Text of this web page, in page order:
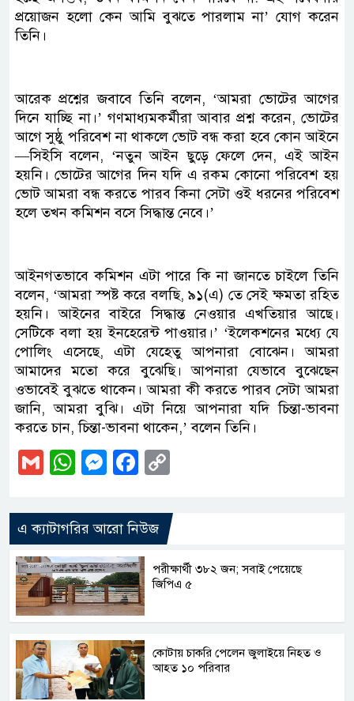
প্রয়োজন হলো কেন আমি বুঝতে পারলাম না’ যোগ করেন
তিনি।
আরেক প্রশ্নের জবাবে তিনি বলেন, ‘আমরা ভোটের আগের
দিনে যাচ্ছি না।’ গণমাধ্যমকর্মীরা আবার প্রশ্ন করেন, ভোটের
আগে সুষ্ঠু পরিবেশ না থাকলে ভোট বন্ধ করা হবে কোন আইনে
—সিইসি বলেন, ‘নতুন আইন ছুড়ে ফেলে দেন, এই আইন
হয়নি। ভোটের আগের দিন যদি এ রকম কোনো পরিবেশ হয়
ভোট আমরা বন্ধ করতে পারব কিনা সেটা ওই ধরনের পরিবেশ
হলে তখন কমিশন বসে সিদ্ধান্ত নেবে।’
আইনগতভাবে কমিশন এটা পারে কি না জানতে চাইলে তিনি
বলেন, ‘আমরা স্পষ্ট করে বলছি, ৯১(এ) তে সেই ক্ষমতা রহিত
হয়নি। আইনের বাইরে সিদ্ধান্ত নেওয়ার এখতিয়ার আছে।
সেটিকে বলা হয় ইনহেরেন্ট পাওয়ার।’ ‘ইলেকশনের মধ্যে যে
পোলিং এসেছে, এটা যেহেতু আপনারা বোঝেন। আমরা
আমাদের মতো করে বুঝেছি। আপনারা যেভাবে বুঝেছেন
ওভাবেই বুঝতে থাকেন। আমরা কী করতে পারব সেটা আমরা
জানি, আমরা বুঝি। এটা নিয়ে আপনারা যদি চিন্তা-ভাবনা
করতে চান, চিন্তা-ভাবনা থাকেন,’ বলেন তিনি।
GmailWhatsApp
Messenger
Facebook
এ ক্যাটাগরির আরো নিউজ
পরীক্ষার্থী ৩৮২ জন; সবাই পেয়েছে
জিপিএ ৫
কোটায় চাকরি পেলেন জুলাইয়ে নিহত ও
আহত ১০ পরিবার